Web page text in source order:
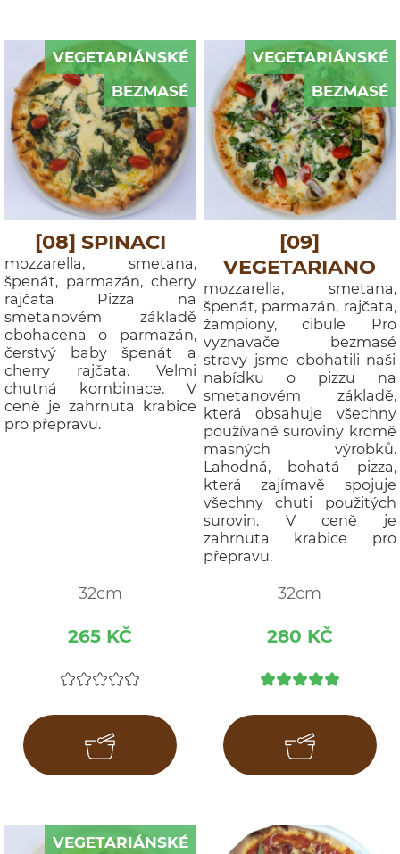
VEGETARIÁNSKÉ
BEZMASÉ
[08] SPINACI
mozzarella, smetana,
špenát, parmazán, cherry
rajčata Pizza na
smetanovém základě
obohacena o parmazán,
čerstvý baby špenát a
cherry rajčata. Velmi
chutná kombinace. V
ceně je zahrnuta krabice
pro přepravu.
32cm
265 KČ
VEGETARIÁNSKÉ
BEZMASÉ
[09]
VEGETARIANO
mozzarella, smetana,
špenát, parmazán, rajčata,
žampiony, cibule Pro
vyznavače bezmasé
stravy jsme obohatili naši
nabídku o pizzu na
smetanovém základě,
která obsahuje všechny
používané suroviny kromě
masných výrobků.
Lahodná, bohatá pizza,
která zajímavě spojuje
všechny chuti použitých
surovin. V ceně je
zahrnuta krabice pro
přepravu.
32cm
280 KČ
VEGETARIÁNSKÉ